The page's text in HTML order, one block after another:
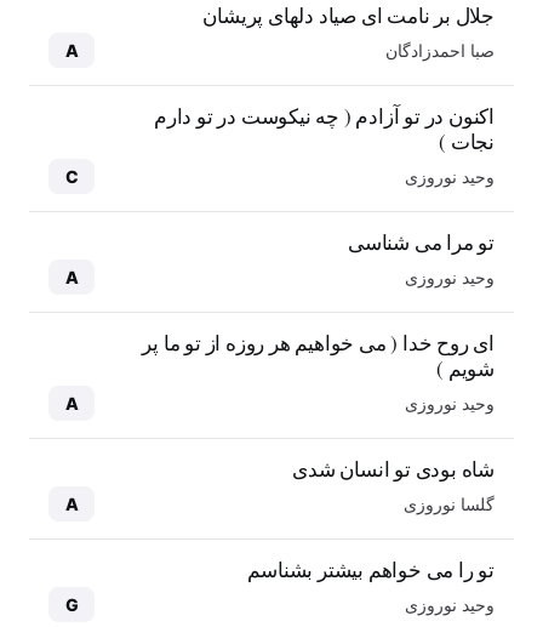
جلال بر نامت ای صیاد دلهای پریشان
صبا احمدزادگان A
اکنون در تو آزادم ( چه نیکوست در تو دارم
نجات )
وحید نوروزی C
تو مرا می شناسی
وحید نوروزی A
ای روح خدا ( می خواهیم هر روزه از تو ما پر
شویم )
وحید نوروزی A
شاه بودی تو انسان شدی
گلسا نوروزی A
تو را می خواهم بیشتر بشناسم
وحید نوروزی G